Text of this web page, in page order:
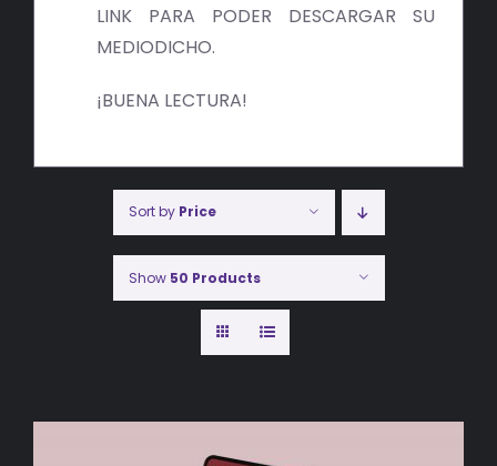
LINK PARA PODER DESCARGAR SU
MEDIODICHO.
¡BUENA LECTURA!
Sort by Price
Show 50 Products